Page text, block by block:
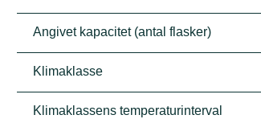
Angivet kapacitet (antal flasker)
Klimaklasse
Klimaklassens temperaturinterval